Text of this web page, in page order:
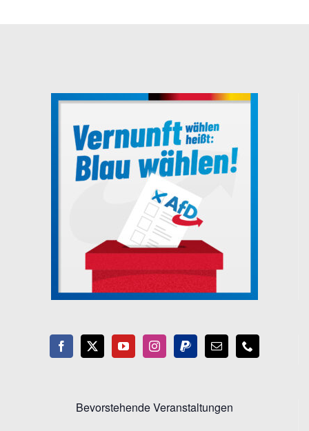
Bevorstehende Veranstaltungen